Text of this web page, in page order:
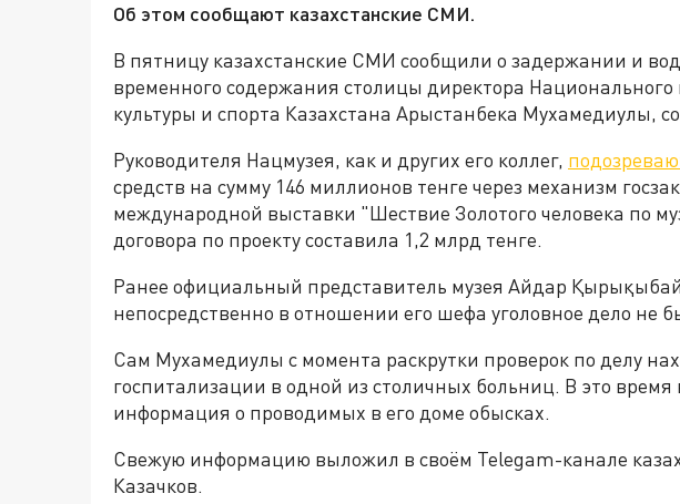
Об этом сообщают казахстанские СМИ.
В пятницу казахстанские СМИ сообщили о задержании и
временного содержания столицы директора
культуры и спорта Казахстана Арыстанбека Мухамедиулы,
Руководителя Нацмузея, как и других его коллег,
средств на сумму 146 миллионов тенге через механизм
международной выставки "Шествие Золотого человека по
договора по проекту составила 1,2 млрд тенге.
Ранее официальный представитель музея Айдар Қырықыбай
непосредственно в отношении его шефа уголовное дело не
Сам Мухамедиулы с момента раскрутки проверок по делу
госпитализации в одной из столичных больниц. В это
информация о проводимых в его доме обысках.
Свежую информацию выложил в своём Telegam-канале
Казачков.